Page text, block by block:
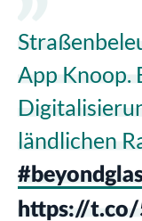
App Knoop.
ländlichen
https://